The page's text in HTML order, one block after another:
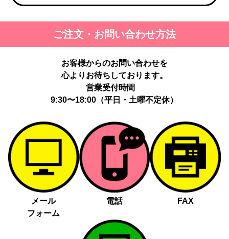
ご注文・お問い合わせ方法
お客様からのお問い合わせを
心よりお待ちしております。
営業受付時間
9:30〜18:00（平日・土曜不定休）
メール
フォーム
電話 FAX